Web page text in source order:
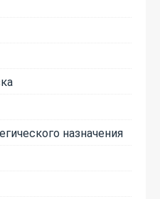
назначения